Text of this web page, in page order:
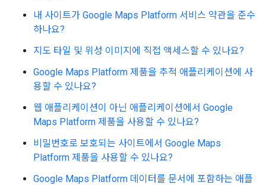
내 사이트가 Google Maps Platform 서비스 약관을 준수
하나요?
지도 타일 및 위성 이미지에 직접 액세스할 수 있나요?
Google Maps Platform 제품을 추적 애플리케이션에 사
용할 수 있나요?
웹 애플리케이션이 아닌 애플리케이션에서 Google
Maps Platform 제품을 사용할 수 있나요?
비밀번호로 보호되는 사이트에서 Google Maps
Platform 제품을 사용할 수 있나요?
Google Maps Platform 데이터를 문서에 포함하는 애플